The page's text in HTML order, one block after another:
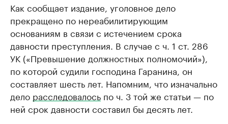
Как сообщает издание, уголовное дело
прекращено по нереабилитирующим
основаниям в связи с истечением срока
давности преступления. В случае с ч. 1 ст. 286
УК («Превышение должностных полномочий»),
по которой судили господина Гаранина, он
составляет шесть лет. Напомним, что изначально
дело расследовалось по ч. 3 той же статьи — по
ней срок давности составил бы десять лет.